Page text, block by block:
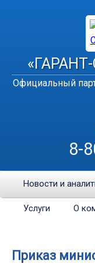
Официальный
8-
Новости и
Услуги О
Приказ